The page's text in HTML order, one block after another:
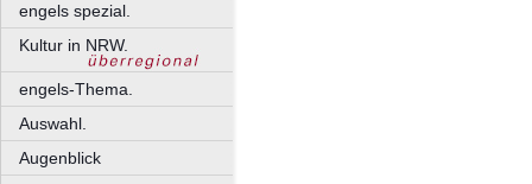
engels spezial.
Kultur in NRW.
engels-Thema.
Auswahl.
Augenblick